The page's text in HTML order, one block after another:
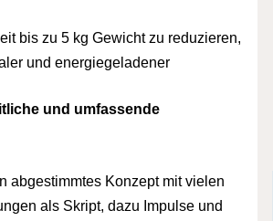
bis zu 5 kg Gewicht zu reduzieren,
und energiegeladener
und umfassende
abgestimmtes Konzept mit vielen
als Skript, dazu Impulse und